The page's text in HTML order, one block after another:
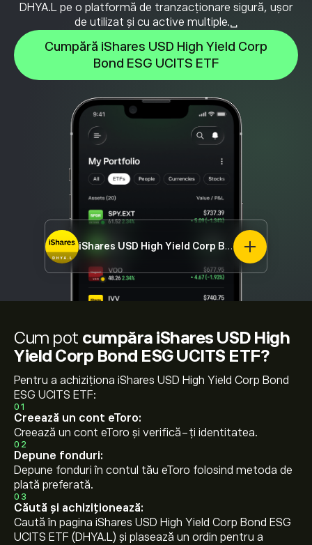
DHYA.L pe o platformă de tranzacționare sigură, ușor
de utilizat și cu active multiple.␣
Cumpără iShares USD High Yield Corp
Bond ESG UCITS ETF
iShares USD High Yield Corp Bond ESG UCITS ETF
Cum pot cumpăra iShares USD High
Yield Corp Bond ESG UCITS ETF?
Pentru a achiziționa iShares USD High Yield Corp Bond
ESG UCITS ETF:
01
Creează un cont eToro:
Creează un cont eToro și verifică-ți identitatea.
02
Depune fonduri:
Depune fonduri în contul tău eToro folosind metoda de
plată preferată.
03
Căută și achiziționează:
Caută în pagina iShares USD High Yield Corp Bond ESG
UCITS ETF (DHYA.L) și plasează un ordin pentru a